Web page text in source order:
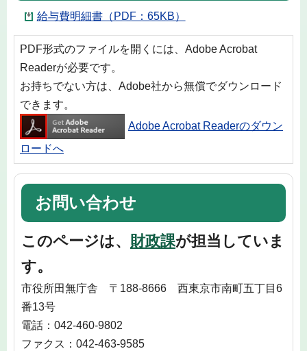
給与費明細書（PDF：65KB）
PDF形式のファイルを開くには、Adobe Acrobat
Readerが必要です。
お持ちでない方は、Adobe社から無償でダウンロード
できます。
Adobe Acrobat Readerのダウン
ロードへ
お問い合わせ
このページは、 財政課が担当していま
す。
市役所田無庁舎 〒188-8666 西東京市南町五丁目6
番13号
電話：042-460-9802
ファクス：042-463-9585